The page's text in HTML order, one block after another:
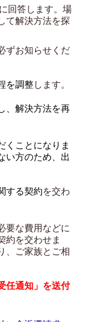
回答します。場
て解決方法を探
ずお知らせくだ
を調整します。
、解決方法を再
くことになりま
い方のため、出
する契約を交わ
要な費用などに
約を交わせま
、ご家族とご相
任通知」を送付